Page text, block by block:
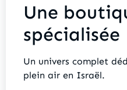
Une
spécialisée
Un univers complet
plein air en Israël.